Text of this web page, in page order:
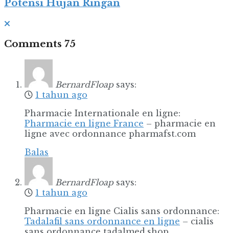
Potensi Hujan Ringan
Comments 75
BernardFloap says:
1 tahun ago
Pharmacie Internationale en ligne:
Pharmacie en ligne France – pharmacie en
ligne avec ordonnance pharmafst.com
Balas
BernardFloap says:
1 tahun ago
Pharmacie en ligne Cialis sans ordonnance:
Tadalafil sans ordonnance en ligne – cialis